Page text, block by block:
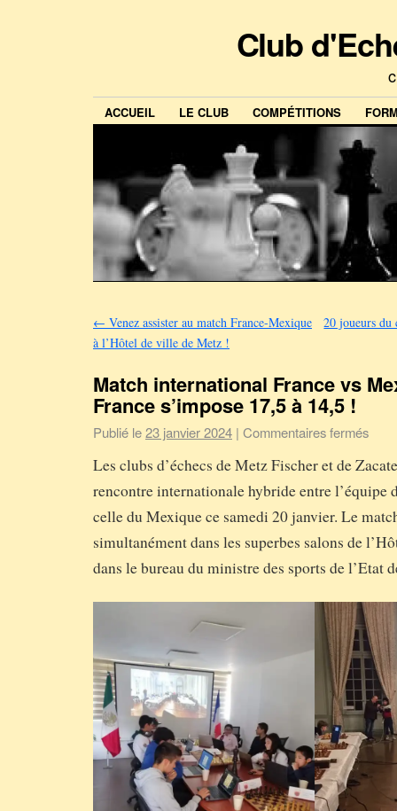
Club
ACCUEIL LE CLUB COMPÉTITIONS
← Venez assister au match France-Mexique
à l’Hôtel de ville de Metz !
20 joueurs
Match international France vs
France s’impose 17,5 à 14,5 !
Publié le23 janvier 2024 | Commentaires fermés
Les clubs d’échecs de Metz Fischer et de
rencontre internationale hybride entre l’équipe
celle du Mexique ce samedi 20 janvier. Le
simultanément dans les superbes salons de
dans le bureau du ministre des sports de l’Etat